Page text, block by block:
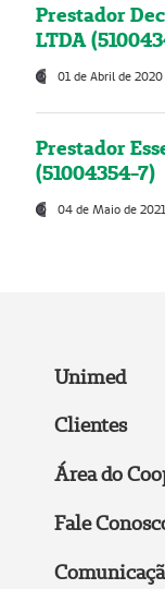
Prestador
LTDA
01 de Abril de 2020
Prestador
(51004354-7)
04 de Maio de 2021
Unimed
Clientes
Área do
Fale